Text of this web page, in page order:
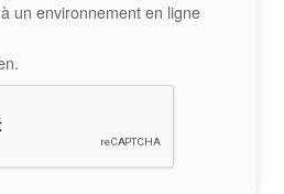
un environnement en ligne